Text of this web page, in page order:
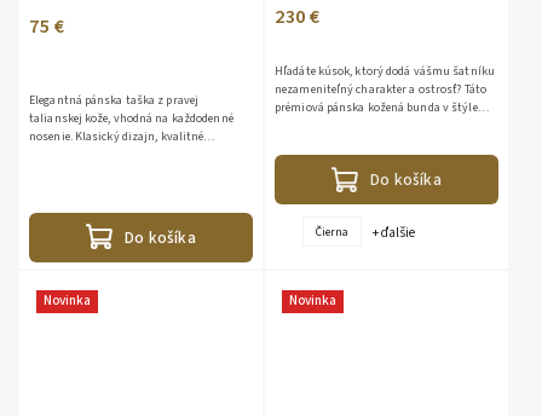
75 €
Do košíka
Elegantná pánska taška z pravej
talianskej kože, vhodná na každodenné
nosenie. Klasický dizajn, kvalitné
230 €
Do košíka
Hľadáte kúsok, ktorý dodá vášmu šatníku
nezameniteľný charakter a ostrosť? Táto
prémiová pánska kožená bunda v štýle
Čierna + ďalšie
Novinka Novinka